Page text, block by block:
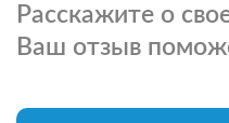
Расскажите о
Ваш отзыв